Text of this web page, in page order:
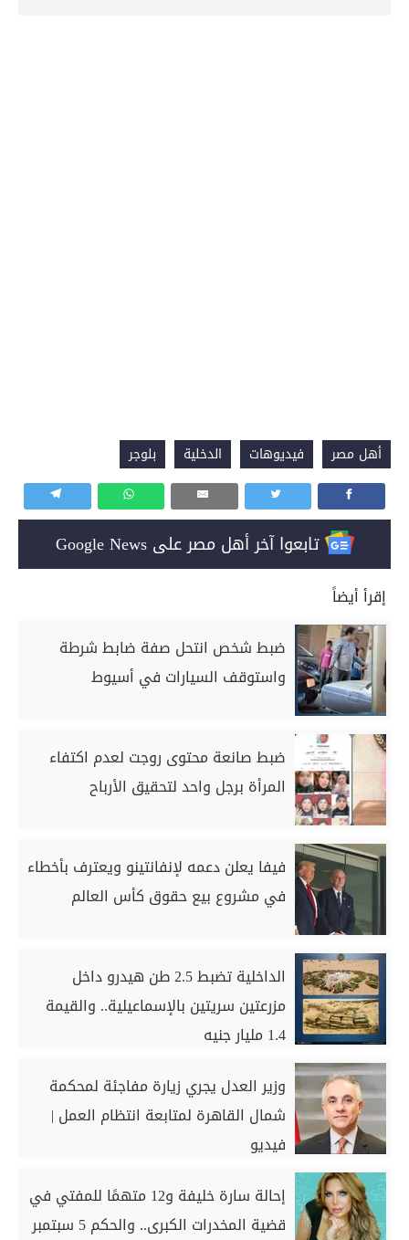
أهل مصر فيديوهات الدخلية بلوجر
تابعوا آخر أهل مصر على Google News
إقرأ أيضاً
ضبط شخص انتحل صفة ضابط شرطة
واستوقف السيارات في أسيوط
ضبط صانعة محتوى روجت لعدم اكتفاء
المرأة برجل واحد لتحقيق الأرباح
فيفا يعلن دعمه لإنفانتينو ويعترف بأخطاء
في مشروع بيع حقوق كأس العالم
الداخلية تضبط 2.5 طن هيدرو داخل
مزرعتين سريتين بالإسماعيلية.. والقيمة
1.4 مليار جنيه
وزير العدل يجري زيارة مفاجئة لمحكمة
شمال القاهرة لمتابعة انتظام العمل |
فيديو
إحالة سارة خليفة و12 متهمًا للمفتي في
قضية المخدرات الكبرى.. والحكم 5 سبتمبر